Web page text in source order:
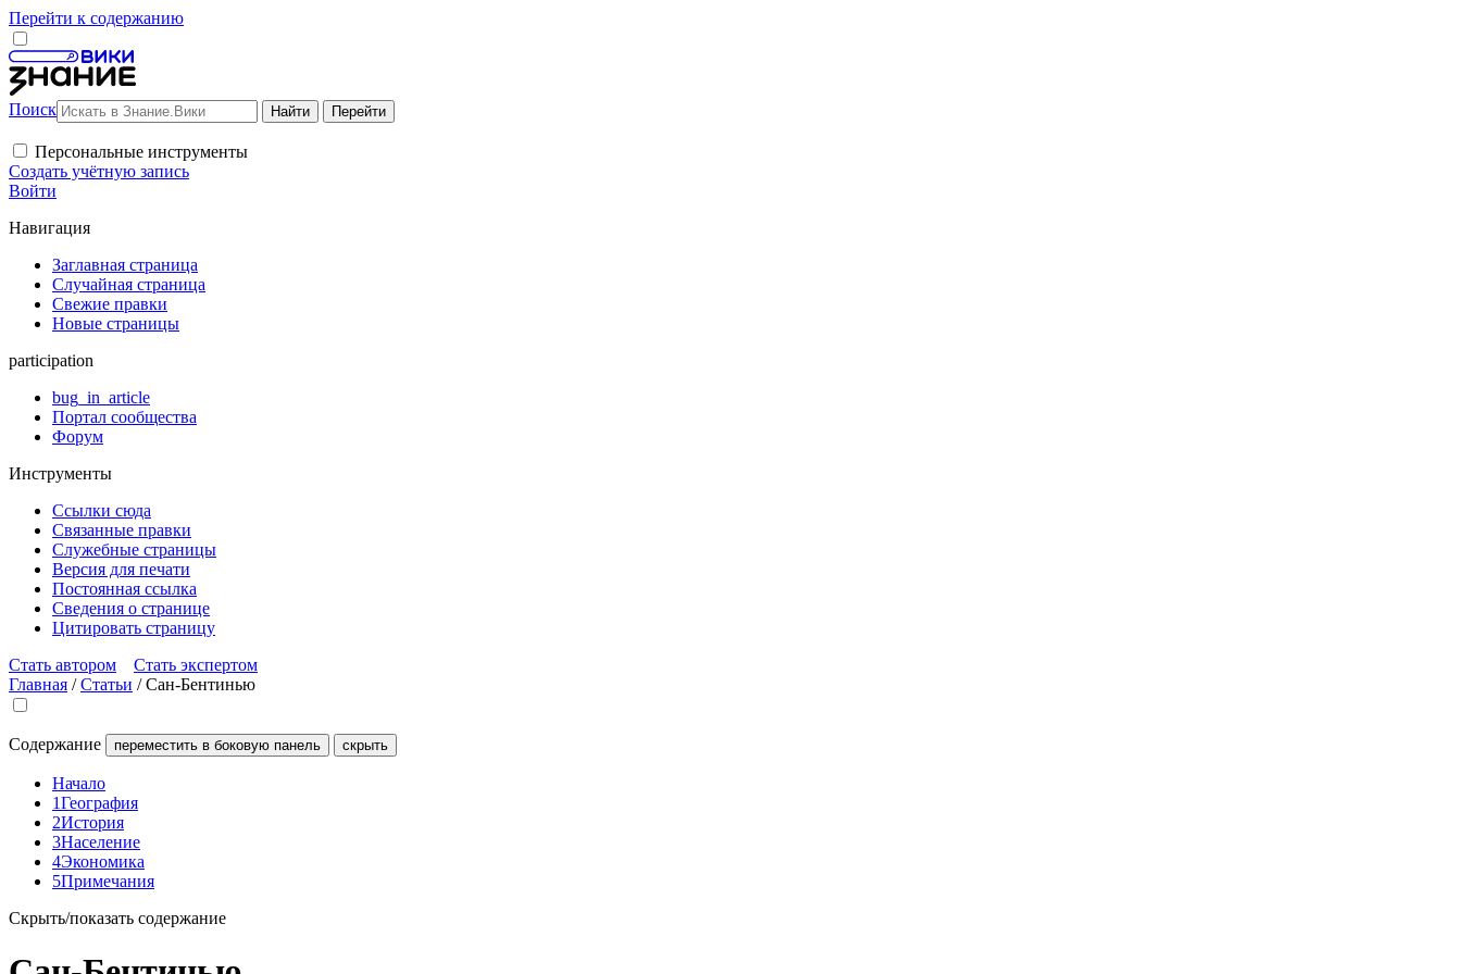
Перейти к содержанию
Поиск
Персональные инструменты
Создать учётную запись
Войти
Навигация
Заглавная страница
Случайная страница
Свежие правки
Новые страницы
participation
bug_in_article
Портал сообщества
Форум
Инструменты
Ссылки сюда
Связанные правки
Служебные страницы
Версия для печати
Постоянная ссылка
Сведения о странице
Цитировать страницу
Стать автором
Стать экспертом
Главная /Статьи /Сан-Бентинью
Содержание переместить в боковую панель скрыть
Начало
1География
2История
3Население
4Экономика
5Примечания
Скрыть/показать содержание